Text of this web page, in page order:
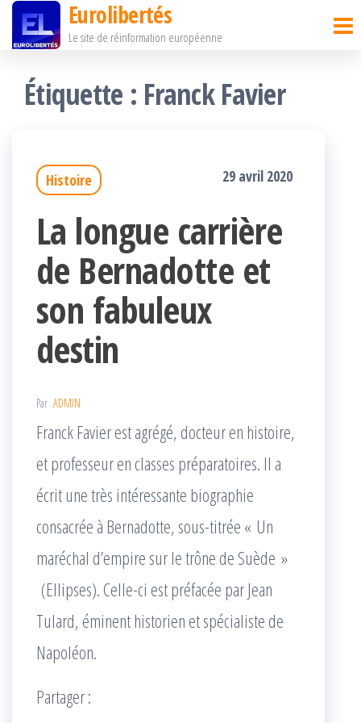
Passer
contenu
Eurolibertés
Le site de réinformation européenne
Étiquette : Franck Favier
Histoire 29 avril 2020
La longue carrière
de Bernadotte et
son fabuleux
destin
Par ADMIN
Franck Favier est agrégé, docteur en histoire,
et professeur en classes préparatoires. Il a
écrit une très intéressante biographie
consacrée à Bernadotte, sous-titrée « Un
maréchal d’empire sur le trône de Suède »
(Ellipses). Celle-ci est préfacée par Jean
Tulard, éminent historien et spécialiste de
Napoléon.
Partager :